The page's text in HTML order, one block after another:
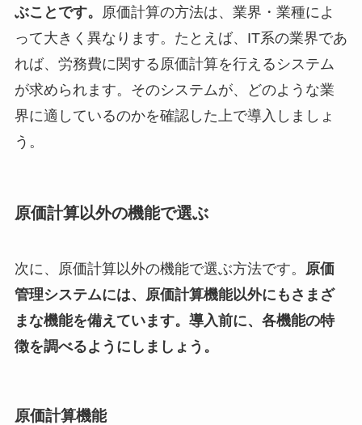
ぶことです。
原価計算の方法は、業界・業種によ
って大きく異なります。たとえば、IT系の業界であ
れば、労務費に関する原価計算を行えるシステム
が求められます。そのシステムが、どのような業
界に適しているのかを確認した上で導入しましょ
う。
原価計算以外の機能で選ぶ
次に、原価計算以外の機能で選ぶ方法です。 原価
管理システムには、原価計算機能以外にもさまざ
まな機能を備えています。導入前に、各機能の特
徴を調べるようにしましょう。
原価計算機能